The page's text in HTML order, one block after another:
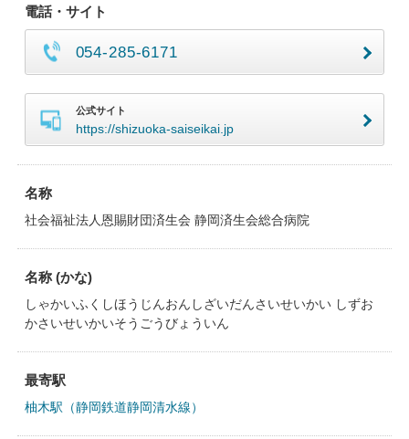
電話・サイト
054-285-6171
公式サイト
https://shizuoka-saiseikai.jp
名称
社会福祉法人恩賜財団済生会 静岡済生会総合病院
名称 (かな)
しゃかいふくしほうじんおんしざいだんさいせいかい しずお
かさいせいかいそうごうびょういん
最寄駅
柚木駅（静岡鉄道静岡清水線）